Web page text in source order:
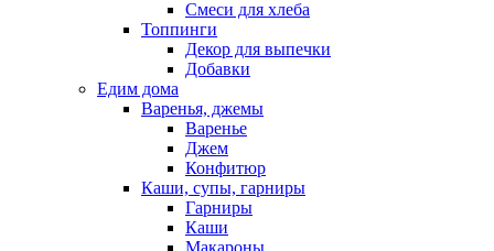
Смеси для хлеба
Топпинги
Декор для выпечки
Добавки
Едим дома
Варенья, джемы
Варенье
Джем
Конфитюр
Каши, супы, гарниры
Гарниры
Каши
Макароны